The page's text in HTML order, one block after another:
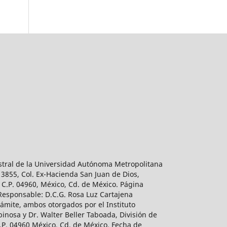
de la Universidad Autónoma Metropolitana
Col. Ex-Hacienda San Juan de Dios,
04960, México, Cd. de México. Página
D.C.G. Rosa Luz Cartajena
ambos otorgados por el Instituto
y Dr. Walter Beller Taboada, División de
04960 México, Cd. de México. Fecha de